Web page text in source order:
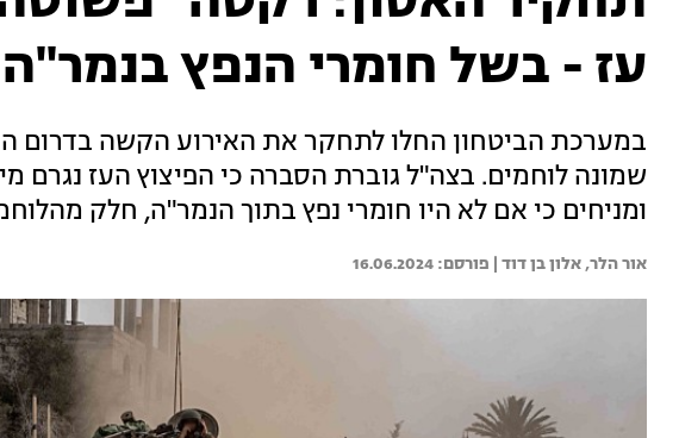
עז - בשל חומרי הנפץ בנמר"ה
במערכת הביטחון החלו לתחקר את האירוע הקשה בדרום
שמונה לוחמים. בצה"ל גוברת הסברה כי הפיצוץ העז נגרם
ומניחים כי אם לא היו חומרי נפץ בתוך הנמר"ה, חלק
אור הלר, אלון בן דוד | 16.06.2024